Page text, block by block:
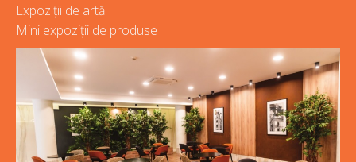
Expoziții de artă
Mini expoziții de produse